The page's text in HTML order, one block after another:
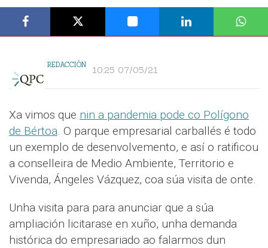
REDACCIÓN 10:25 07/05/21
Xa vimos que nin a pandemia pode co Polígono
de Bértoa. O parque empresarial carballés é todo
un exemplo de desenvolvemento, e así o ratificou
a conselleira de Medio Ambiente, Territorio e
Vivenda, Ángeles Vázquez, coa súa visita de onte.
Unha visita para para anunciar que a súa
ampliación licitarase en xuño, unha demanda
histórica do empresariado ao falarmos dun